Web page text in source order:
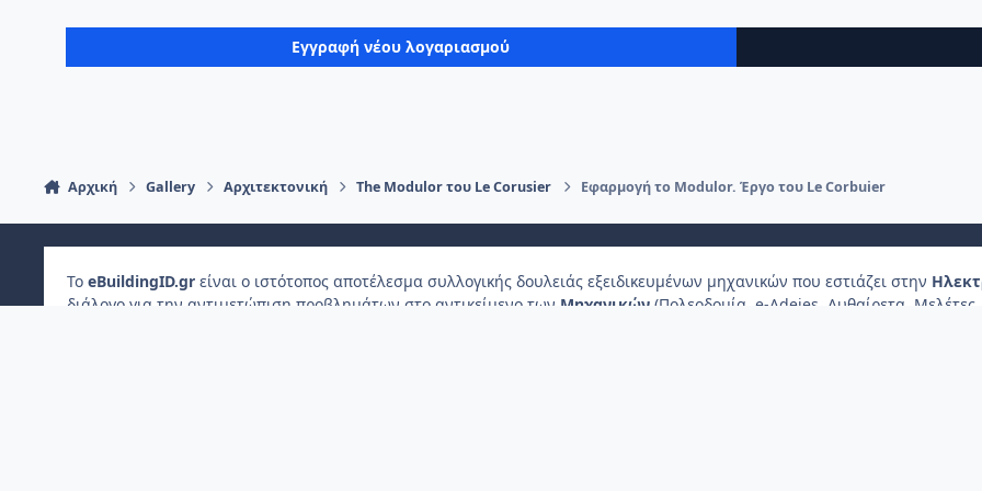
Εγγραφή νέου λογαριασμού
Αρχική Gallery Αρχιτεκτονική The Modulor του Le Corusier Εφαρμογή το Modulor. Έργο του Le Corbuier
Το eBuildingID.gr είναι ο ιστότοπος αποτέλεσμα συλλογικής δουλειάς εξειδικευμένων μηχανικών που εστιάζει στην
διάλογο για την αντιμετώπιση προβλημάτων στο αντικείμενο των Μηχανικών (Πολεοδομία, e-Adeies, Αυθαίρετα,